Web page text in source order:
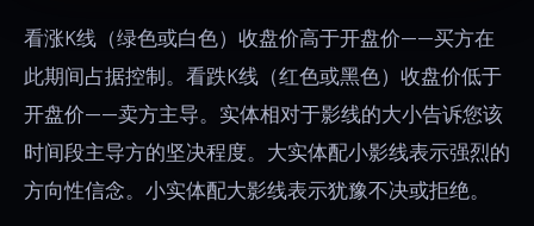
看涨K线（绿色或白色）收盘价高于开盘价——买方在
此期间占据控制。看跌K线（红色或黑色）收盘价低于
开盘价——卖方主导。实体相对于影线的大小告诉您该
时间段主导方的坚决程度。大实体配小影线表示强烈的
方向性信念。小实体配大影线表示犹豫不决或拒绝。